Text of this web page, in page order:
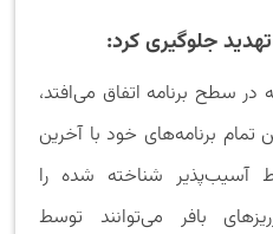
جلوگیری کرد:
در سطح برنامه اتفاق می‌افتد،
تمام برنامه‌های خود با آخرین
آسیب‌پذیر شناخته شده را
بافر می‌توانند توسط